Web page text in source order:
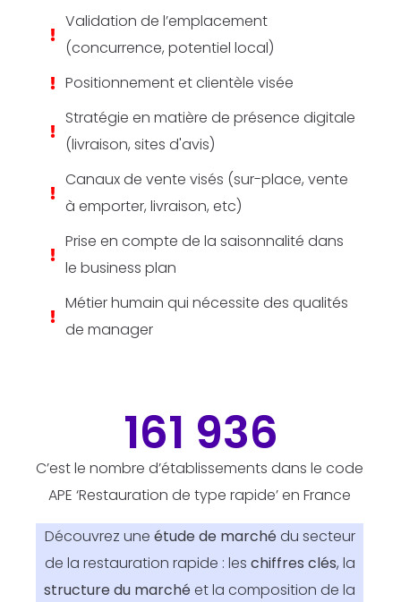
Validation de l’emplacement
(concurrence, potentiel local)
Positionnement et clientèle visée
Stratégie en matière de présence digitale
(livraison, sites d'avis)
Canaux de vente visés (sur-place, vente
à emporter, livraison, etc)
Prise en compte de la saisonnalité dans
le business plan
Métier humain qui nécessite des qualités
de manager
161 936
C’est le nombre d’établissements dans le code
APE ‘Restauration de type rapide’ en France
Découvrez une étude de marché du secteur
de la restauration rapide : les chiffres clés, la
structure du marché et la composition de la